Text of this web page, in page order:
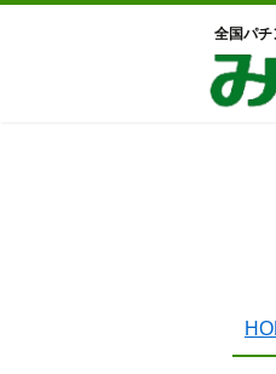
全国パチ